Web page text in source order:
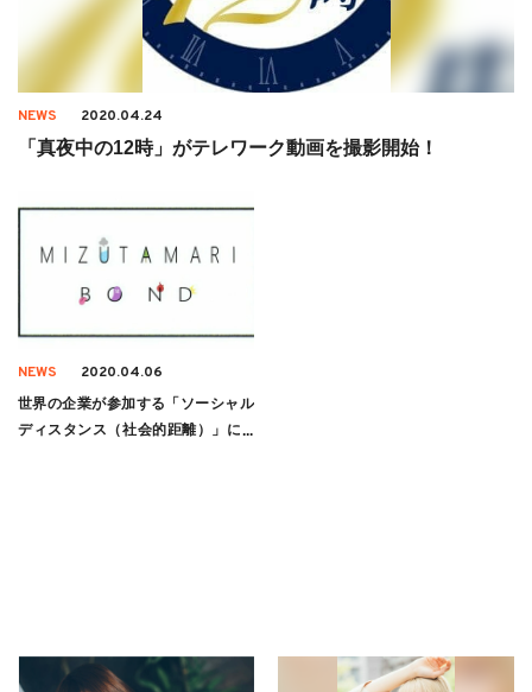
NEWS 2020.04.24
「真夜中の12時」がテレワーク動画を撮影開始！
NEWS 2020.04.06
世界の企業が参加する「ソーシャル
ディスタンス（社会的距離）」に #